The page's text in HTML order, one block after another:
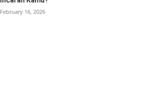
February 16, 2026